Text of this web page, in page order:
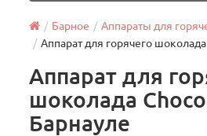
Барное
Аппараты для
Аппарат для горячего
Аппарат для
шоколада
Барнауле